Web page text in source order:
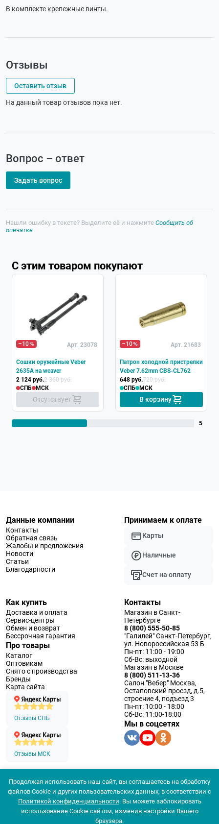
В комплекте крепежные винты.
Отзывы
Оставить отзыв
На данный товар отзывов пока нет.
Вопрос – ответ
Задать вопрос
Нашли ошибку в тексте? Выделите её и нажмите Сообщить об
опечатке
С этим товаром покупают
–10 Арт. 23078
Сошки оружейные Veber
2635A на weaver
2 124 руб.2 360 руб.
СПБ
МСК
Отсутствует
–10 Арт. 21683
Патрон холодной пристрелки
Veber 7.62mm CBS-CL762
648 руб.720 руб.
СПБ
МСК
В корзину
5
Данные компании
Контакты
Обратная связь
Жалобы и предложения
Новости
Статьи
Благодарности
Принимаем к оплате
Карты
Наличные
Счет на оплату
Как купить
Доставка и оплата
Сервис-центры
Обмен и возврат
Бессрочная гарантия
Про товары
Каталог
Оптовикам
Снято с производства
Бренды
Карта сайта
Отзывы СПБ
Отзывы МСК
Контакты
Магазин в Санкт-
Петербурге
8 (800) 555-50-85
"Галилей" Санкт-Петербург,
ул. Новороссийская 53 Б
Пн-пт: 11:00 - 19:00
Сб-Вс: выходной
Магазин в Москве
8 (800) 511-13-36
Салон "Вебер" Москва,
Остаповский проезд, д.5,
строение 4, подъезд 3
Пн-пт: 10:00 - 18:00
Сб-Вс: 11:00-18:00
Мы в соцсетях
© 1994 — 2026 ООО «Наблюдательные приборы»
Политика конфеденциальности
Согласие на обработку персональных данных
Согласие использования
Продолжая использовать наш сайт, вы соглашаетесь на обработку
файлов Cookie и других пользовательских данных, в соответствии с
Политикой конфиденциальности. Вы можете заблокировать
использование Cookie сайтом, изменив настройки Вашего
браузера.